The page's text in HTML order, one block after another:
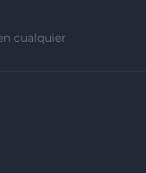
cualquier